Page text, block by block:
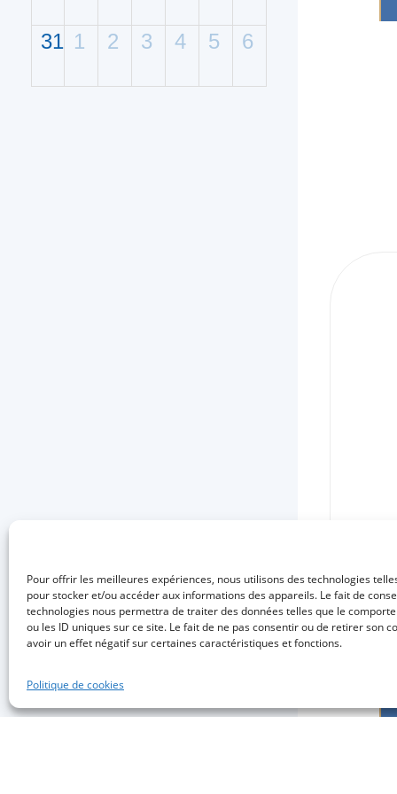
Pour offrir les meilleures expériences, nous utilisons des technologies
pour stocker et/ou accéder aux informations des appareils. Le fait de
technologies nous permettra de traiter des données telles que le
ou les ID uniques sur ce site. Le fait de ne pas consentir ou de retirer son
avoir un effet négatif sur certaines caractéristiques et fonctions.
Politique de cookies
31 1 2 3 4 5 6